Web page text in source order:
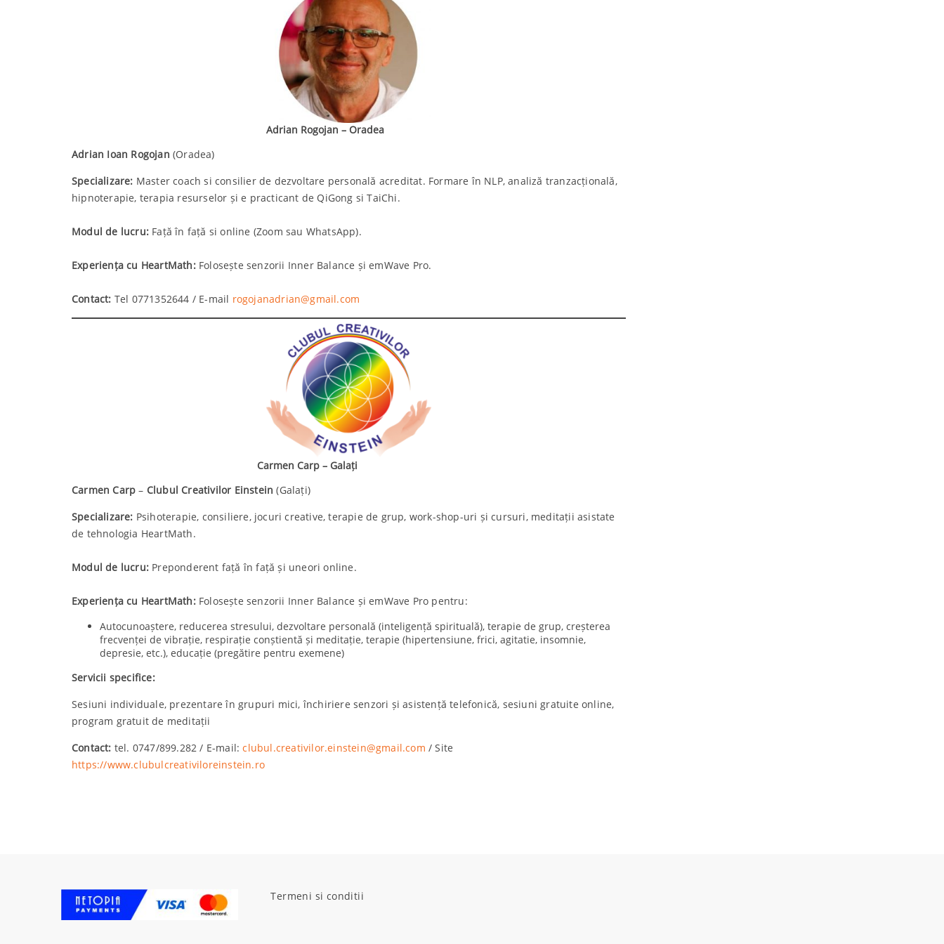
Adrian Rogojan – Oradea
Adrian Ioan Rogojan (Oradea)
Specializare: Master coach si consilier de dezvoltare personală acreditat. Formare în NLP, analiză tranzacțională,
hipnoterapie, terapia resurselor și e practicant de QiGong si TaiChi.
Modul de lucru: Față în față si online (Zoom sau WhatsApp).
Experiența cu HeartMath:Folosește senzorii Inner Balance și emWave Pro.
Contact: Tel 0771352644 / E-mail rogojanadrian@gmail.com
Carmen Carp – Galați
Carmen Carp – Clubul Creativilor Einstein (Galați)
Specializare: Psihoterapie, consiliere, jocuri creative, terapie de grup, work-shop-uri și cursuri, meditații asistate
de tehnologia HeartMath.
Modul de lucru: Preponderent față în față și uneori online.
Experiența cu HeartMath:Folosește senzorii Inner Balance și emWave Pro pentru:
Autocunoaștere, reducerea stresului, dezvoltare personală (inteligență spirituală), terapie de grup, creșterea
frecvenței de vibrație, respirație conștientă și meditație, terapie (hipertensiune, frici, agitatie, insomnie,
depresie, etc.), educație (pregătire pentru exemene)
Servicii specifice:
Sesiuni individuale, prezentare în grupuri mici, închiriere senzori și asistență telefonică, sesiuni gratuite online,
program gratuit de meditații
Contact: tel. 0747/899.282 / E-mail:clubul.creativilor.einstein@gmail.com / Site
https://www.clubulcreativiloreinstein.ro
Termeni si conditii